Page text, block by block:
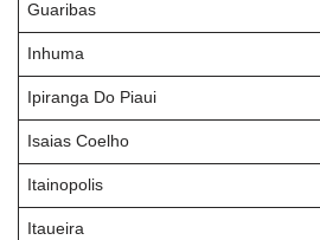
Guaribas
Inhuma
Ipiranga Do Piaui
Isaias Coelho
Itainopolis
Itaueira